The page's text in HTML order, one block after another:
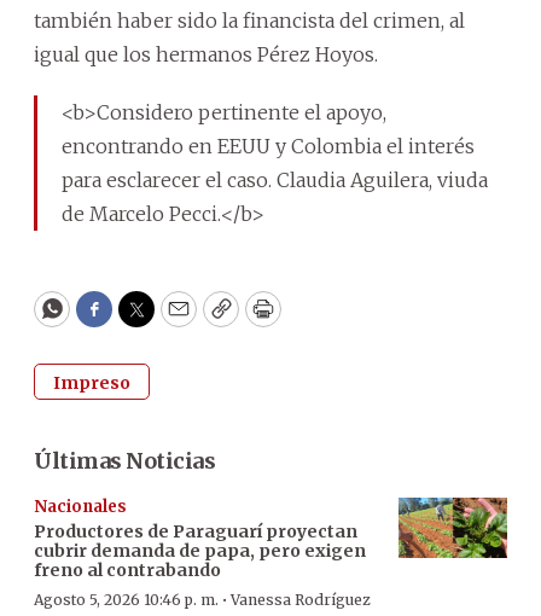
también haber sido la financista del crimen, al
igual que los hermanos Pérez Hoyos.
<b>Considero pertinente el apoyo,
encontrando en EEUU y Colombia el interés
para esclarecer el caso. Claudia Aguilera, viuda
de Marcelo Pecci.</b>
WhatsApp
Facebook
Twitter
EmailCopyPrint
Impreso
Últimas Noticias
Nacionales
Productores de Paraguarí proyectan
cubrir demanda de papa, pero exigen
freno al contrabando
Agosto 5, 2026 10:46 p. m. ·Vanessa Rodríguez